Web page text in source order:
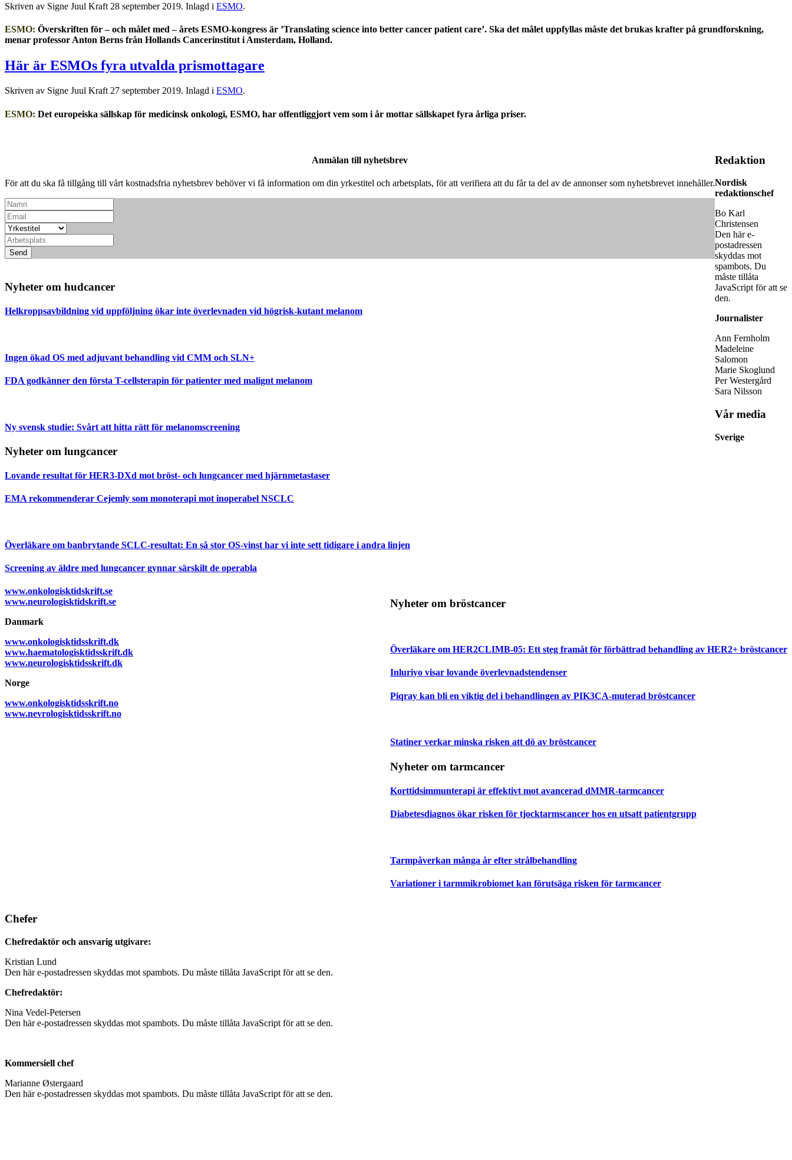
Skriven av Signe Juul Kraft 28 september 2019. Inlagd i ESMO.
ESMO: Överskriften för – och målet med – årets ESMO-kongress är ’Translating science into better cancer patient care’. Ska det målet uppfyllas måste det brukas krafter på grundforskning,
menar professor Anton Berns från Hollands Cancerinstitut i Amsterdam, Holland.
Här är ESMOs fyra utvalda prismottagare
Skriven av Signe Juul Kraft 27 september 2019. Inlagd i ESMO.
ESMO: Det europeiska sällskap för medicinsk onkologi, ESMO, har offentliggjort vem som i år mottar sällskapet fyra årliga priser.
Anmälan till nyhetsbrev
För att du ska få tillgång till vårt kostnadsfria nyhetsbrev behöver vi få information om din yrkestitel och arbetsplats, för att verifiera att du får ta del av de annonser som nyhetsbrevet innehåller.
Send
Nyheter om hudcancer
Helkroppsavbildning vid uppföljning ökar inte överlevnaden vid högrisk-kutant melanom
Ingen ökad OS med adjuvant behandling vid CMM och SLN+
FDA godkänner den första T-cellsterapin för patienter med malignt melanom
Ny svensk studie: Svårt att hitta rätt för melanomscreening
Nyheter om lungcancer
Lovande resultat för HER3-DXd mot bröst- och lungcancer med hjärnmetastaser
EMA rekommenderar Cejemly som monoterapi mot inoperabel NSCLC
Överläkare om banbrytande SCLC-resultat: En så stor OS-vinst har vi inte sett tidigare i andra linjen
Screening av äldre med lungcancer gynnar särskilt de operabla
Nyheter om bröstcancer
Överläkare om HER2CLIMB-05: Ett steg framåt för förbättrad behandling av HER2+ bröstcancer
Inluriyo visar lovande överlevnadstendenser
Piqray kan bli en viktig del i behandlingen av PIK3CA-muterad bröstcancer
Statiner verkar minska risken att dö av bröstcancer
Nyheter om tarmcancer
Korttidsimmunterapi är effektivt mot avancerad dMMR-tarmcancer
Diabetesdiagnos ökar risken för tjocktarmscancer hos en utsatt patientgrupp
Tarmpåverkan många år efter strålbehandling
Variationer i tarmmikrobiomet kan förutsäga risken för tarmcancer
Chefer
Chefredaktör och ansvarig utgivare:
Kristian Lund
Den här e-postadressen skyddas mot spambots. Du måste tillåta JavaScript för att se den.
Chefredaktör:
Nina Vedel-Petersen
Den här e-postadressen skyddas mot spambots. Du måste tillåta JavaScript för att se den.
Kommersiell chef
Marianne Østergaard
Den här e-postadressen skyddas mot spambots. Du måste tillåta JavaScript för att se den.
Redaktion
Nordisk
redaktionschef
Bo Karl
Christensen
Den här e-
postadressen
skyddas mot
spambots. Du
måste tillåta
JavaScript för att se
den.
Journalister
Ann Fernholm
Madeleine
Salomon
Marie Skoglund
Per Westergård
Sara Nilsson
Vår media
Sverige
www.onkologisktidskrift.se
www.neurologisktidskrift.se
Danmark
www.onkologisktidsskrift.dk
www.haematologisktidsskrift.dk
www.neurologisktidsskrift.dk
Norge
www.onkologisktidsskrift.no
www.nevrologisktidsskrift.no